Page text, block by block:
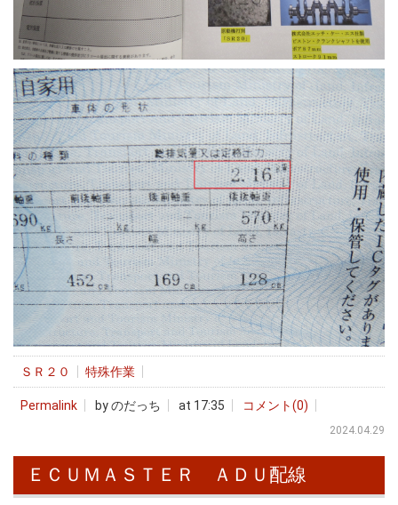
ＳＲ２０ 特殊作業
Permalink by のだっち at 17:35 コメント(0)
2024.04.29
ＥＣＵＭＡＳＴＥＲ ＡＤＵ配線